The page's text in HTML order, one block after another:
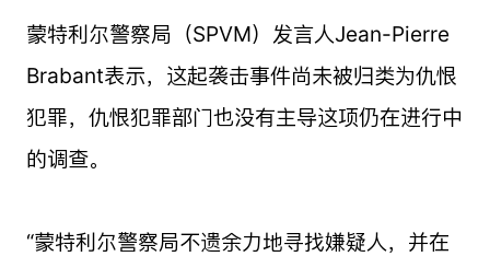
蒙特利尔警察局（SPVM）发言人Jean-Pierre
Brabant表示，这起袭击事件尚未被归类为仇恨
犯罪，仇恨犯罪部门也没有主导这项仍在进行中
的调查。
“蒙特利尔警察局不遗余力地寻找嫌疑人，并在